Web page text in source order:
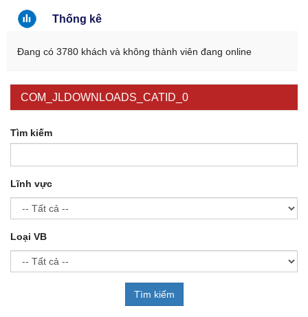
Thống kê
Đang có 3780 khách và không thành viên đang online
COM_JLDOWNLOADS_CATID_0
Tìm kiếm
Lĩnh vực
Loại VB